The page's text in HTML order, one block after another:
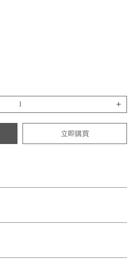
+
立即購買